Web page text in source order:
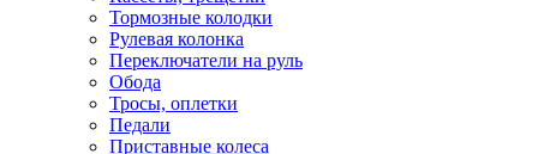
Тормозные колодки
Рулевая колонка
Переключатели на руль
Обода
Тросы, оплетки
Педали
Приставные колеса